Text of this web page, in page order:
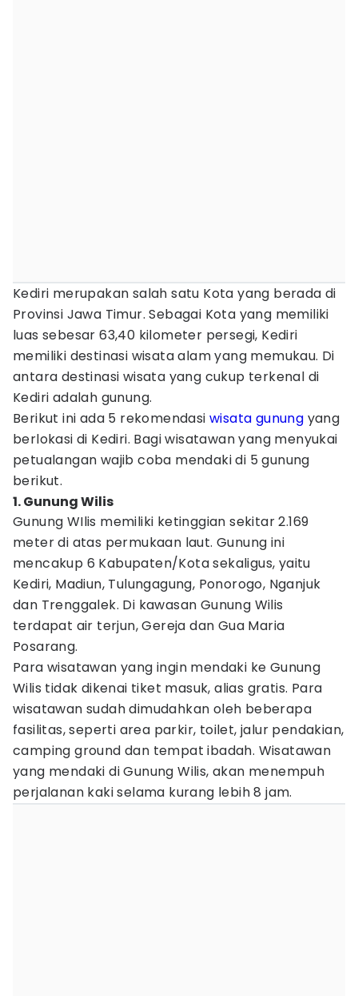
Kediri merupakan salah satu Kota yang berada di
Provinsi Jawa Timur. Sebagai Kota yang memiliki
luas sebesar 63,40 kilometer persegi, Kediri
memiliki destinasi wisata alam yang memukau. Di
antara destinasi wisata yang cukup terkenal di
Kediri adalah gunung.
Berikut ini ada 5 rekomendasi wisata gunung yang
berlokasi di Kediri. Bagi wisatawan yang menyukai
petualangan wajib coba mendaki di 5 gunung
berikut.
1. Gunung Wilis
Gunung WIlis memiliki ketinggian sekitar 2.169
meter di atas permukaan laut. Gunung ini
mencakup 6 Kabupaten/Kota sekaligus, yaitu
Kediri, Madiun, Tulungagung, Ponorogo, Nganjuk
dan Trenggalek. Di kawasan Gunung Wilis
terdapat air terjun, Gereja dan Gua Maria
Posarang.
Para wisatawan yang ingin mendaki ke Gunung
Wilis tidak dikenai tiket masuk, alias gratis. Para
wisatawan sudah dimudahkan oleh beberapa
fasilitas, seperti area parkir, toilet, jalur pendakian,
camping ground dan tempat ibadah. Wisatawan
yang mendaki di Gunung Wilis, akan menempuh
perjalanan kaki selama kurang lebih 8 jam.